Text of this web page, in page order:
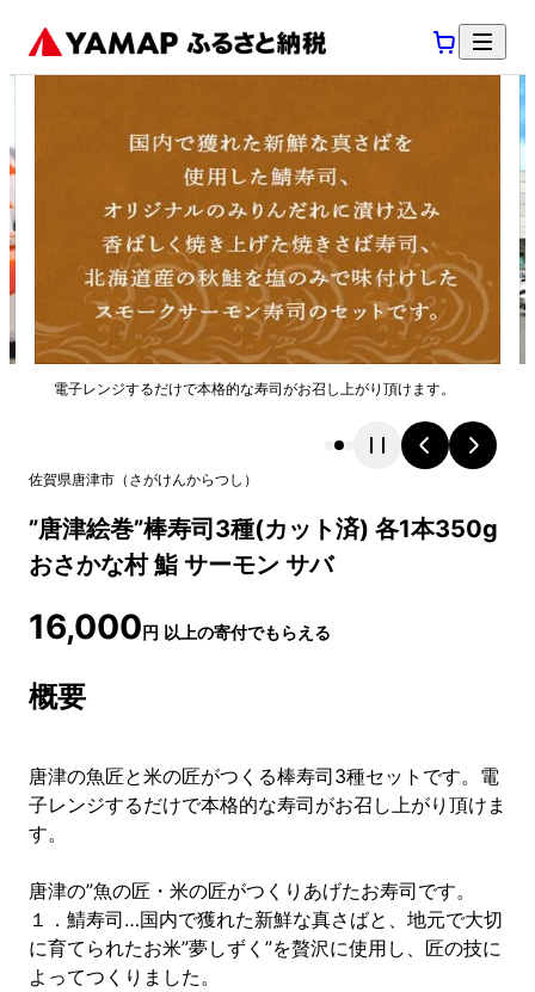
電子レンジするだけで本格的な寿司がお召し上がり頂けます。
佐賀県唐津市 （ さがけんからつし ）
”唐津絵巻”棒寿司3種(カット済) 各1本350g
おさかな村 鮨 サーモン サバ
16,000円 以上の寄付でもらえる
概要
唐津の魚匠と米の匠がつくる棒寿司3種セットです。電
子レンジするだけで本格的な寿司がお召し上がり頂けま
す。
唐津の”魚の匠・米の匠がつくりあげたお寿司です。
１．鯖寿司…国内で獲れた新鮮な真さばと、地元で大切
に育てられたお米”夢しずく”を贅沢に使用し、匠の技に
よってつくりました。